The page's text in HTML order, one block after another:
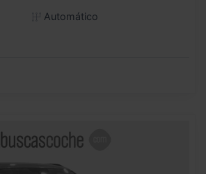
Automático